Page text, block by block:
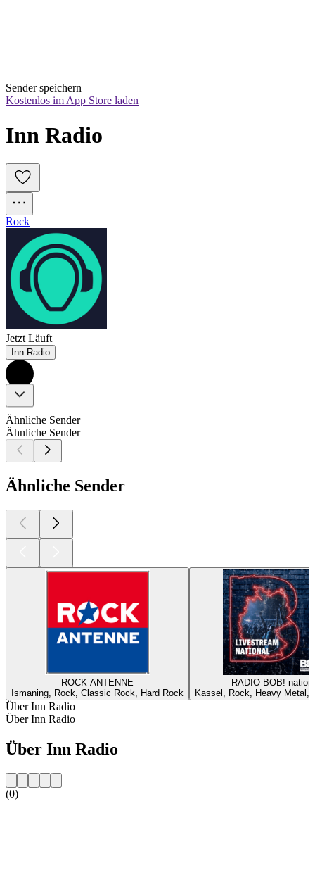
Sender speichern
Kostenlos im App Store laden
Inn Radio
Rock
Jetzt Läuft
Inn Radio
Ähnliche Sender
Ähnliche Sender
Ähnliche Sender
ROCK ANTENNE
Ismaning, Rock, Classic Rock, Hard Rock
RADIO BOB!
Kassel, Rock, Heavy Metal,
Über Inn Radio
Über Inn Radio
Über Inn Radio
(0)